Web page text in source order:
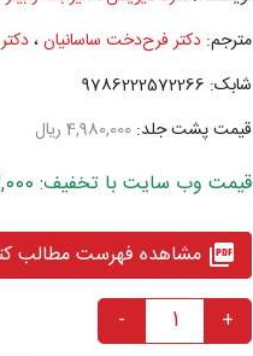
مترجم: دکتر فرح‌دخت ساسانیان،
شابک: 9786222572266
قیمت پشت جلد: 4,980,000 ریال
قیمت وب سایت با تخفیف: 4,482,000 ریال
picture_as_pdf مشاهده فهرست مطالب
+
-